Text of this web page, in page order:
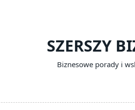
SZERSZY
Biznesowe porady i